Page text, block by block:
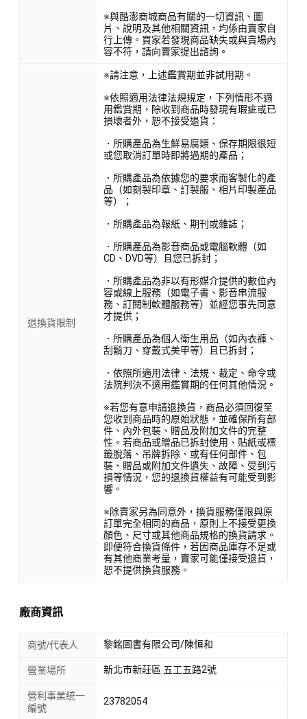
※與酷澎商城商品有關的一切資訊、圖
片、說明及其他相關資訊，均係由賣家自
行上傳。買家若發現商品缺失或與賣場內
容不符，請向賣家提出諮詢。
退換貨限制
※請注意，上述鑑賞期並非試用期。
※依照適用法律法規規定，下列情形不適
用鑑賞期，除收到商品時發現有瑕疵或已
損壞者外，恕不接受退貨：
．所購產品為生鮮易腐類、保存期限很短
或您取消訂單時即將過期的產品；
．所購產品為依據您的要求而客製化的產
品（如刻製印章、訂製服、相片印製產品
等）；
．所購產品為報紙、期刊或雜誌；
．所購產品為影音商品或電腦軟體（如
CD、DVD等）且您已拆封；
．所購產品為非以有形媒介提供的數位內
容或線上服務（如電子書、影音串流服
務、訂閱制軟體服務等）並經您事先同意
才提供；
．所購產品為個人衛生用品（如內衣褲、
刮鬍刀、穿戴式美甲等）且已拆封；
．依照所適用法律、法規、裁定、命令或
法院判決不適用鑑賞期的任何其他情況。
※若您有意申請退換貨，商品必須回復至
您收到商品時的原始狀態，並確保所有部
件、內外包裝、贈品及附加文件的完整
性。若商品或贈品已拆封使用、貼紙或標
籤脫落、吊牌拆除、或有任何部件、包
裝、贈品或附加文件遺失、故障、受到污
損等情況，您的退換貨權益有可能受到影
響。
※除賣家另為同意外，換貨服務僅限與原
訂單完全相同的商品，原則上不接受更換
顏色、尺寸或其他商品規格的換貨請求。
即便符合換貨條件，若因商品庫存不足或
有其他商業考量，賣家可能僅接受退貨，
恕不提供換貨服務。
廠商資訊
商號/代表人 黎銘圖書有限公司/陳恒和
營業場所 新北市新莊區 五工五路2號
營利事業統一
編號
23782054